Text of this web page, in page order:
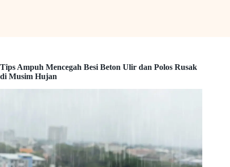
Tips Ampuh Mencegah Besi Beton Ulir dan Polos Rusak
di Musim Hujan